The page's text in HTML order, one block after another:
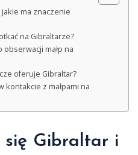
ma znaczenie
na Gibraltarze?
obserwacji małp na
oferuje Gibraltar?
kontakcie z małpami na
się Gibraltar i